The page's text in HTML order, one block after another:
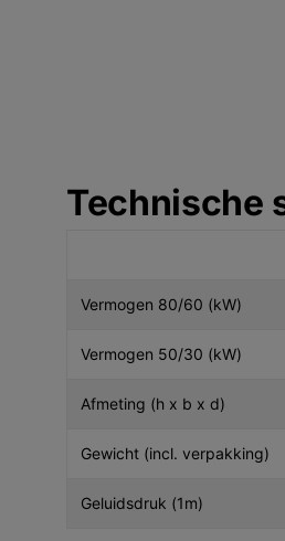
Technische
Vermogen 80/60 (kW)
Vermogen 50/30 (kW)
Afmeting (h x b x d)
Gewicht (incl. verpakking)
Geluidsdruk (1m)